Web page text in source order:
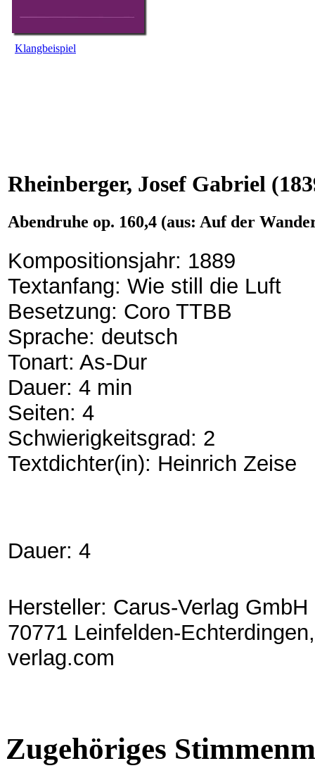
Klangbeispiel
Rheinberger, Josef Gabriel
Abendruhe op. 160,4 (aus: Auf der
Kompositionsjahr: 1889
Textanfang: Wie still die Luft
Besetzung: Coro TTBB
Sprache: deutsch
Tonart: As-Dur
Dauer: 4 min
Seiten: 4
Schwierigkeitsgrad: 2
Textdichter(in): Heinrich Zeise
Dauer: 4
Hersteller: Carus-Verlag
70771 Leinfelden-
verlag.com
Zugehöriges